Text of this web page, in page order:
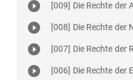
[009] Die Rechte der
[008] Die Rechte der
[007] Die Rechte der
[006] Die Rechte der